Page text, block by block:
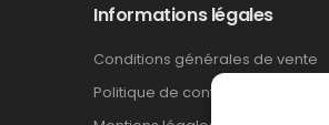
Informations légales
Conditions générales de vente
Politique de confidentialité